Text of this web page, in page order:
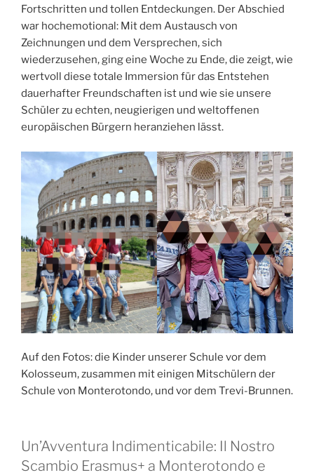
Fortschritten und tollen Entdeckungen. Der Abschied
war hochemotional: Mit dem Austausch von
Zeichnungen und dem Versprechen, sich
wiederzusehen, ging eine Woche zu Ende, die zeigt, wie
wertvoll diese totale Immersion für das Entstehen
dauerhafter Freundschaften ist und wie sie unsere
Schüler zu echten, neugierigen und weltoffenen
europäischen Bürgern heranziehen lässt.
Auf den Fotos: die Kinder unserer Schule vor dem
Kolosseum, zusammen mit einigen Mitschülern der
Schule von Monterotondo, und vor dem Trevi-Brunnen.
Un’Avventura Indimenticabile: Il Nostro
Scambio Erasmus+ a Monterotondo e